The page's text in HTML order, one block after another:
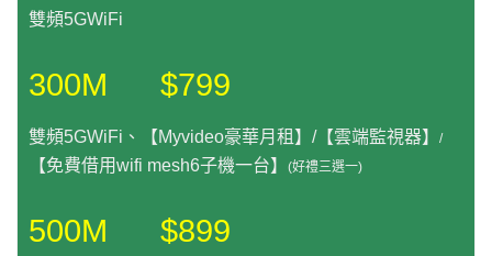
雙頻5GWiFi
300M $799
雙頻5GWiFi、【Myvideo豪華月租】/【雲端監視器】 /
【免費借用wifi mesh6子機一台】 (好禮三選一)
500M $899